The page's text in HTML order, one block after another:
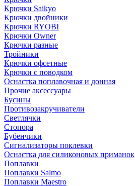
Крючки Saikyo
Крючки двойники
Крючки RYOBI
Крючки Owner
Крючки разные
Тройники
Крючки офсетные
Крючки с поводком
Оснастка поплавочная и донная
Прочие аксессуары
Бусины
Противозакручиватели
Светлячки
Стопора
Бубенчики
Сигнализаторы поклевки
Оснастка для силиконовых приманок
Поплавки
Поплавки Salmo
Поплавки Maestro